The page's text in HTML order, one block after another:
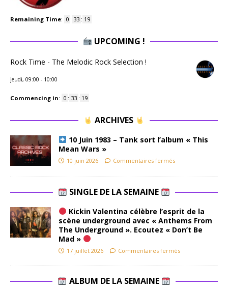
Remaining Time: 0 : 33 : 18
UPCOMING !
Rock Time - The Melodic Rock Selection !
jeudi, 09:00 - 10:00
Commencing in: 0 : 33 : 18
ARCHIVES
10 Juin 1983 – Tank sort l’album « This
Mean Wars »
10 juin 2026 Commentaires fermés
SINGLE DE LA SEMAINE
Kickin Valentina célèbre l’esprit de la
scène underground avec « Anthems From
The Underground ». Ecoutez « Don’t Be
Mad »
17 juillet 2026 Commentaires fermés
ALBUM DE LA SEMAINE